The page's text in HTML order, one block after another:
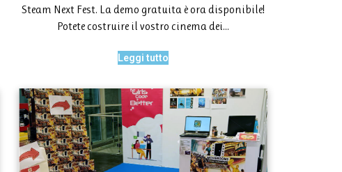
Steam Next Fest. La demo gratuita è ora disponibile!
Potete costruire il vostro cinema dei…
Leggi tutto